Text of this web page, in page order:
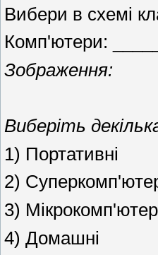
Вибери в схемі
Комп'ютери:
Зображення:
Виберіть
1) Портативні
2)
3)
4) Домашні